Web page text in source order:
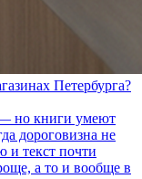
Петербурга?
— но книги умеют
дороговизна не
и текст почти
а то и вообще в